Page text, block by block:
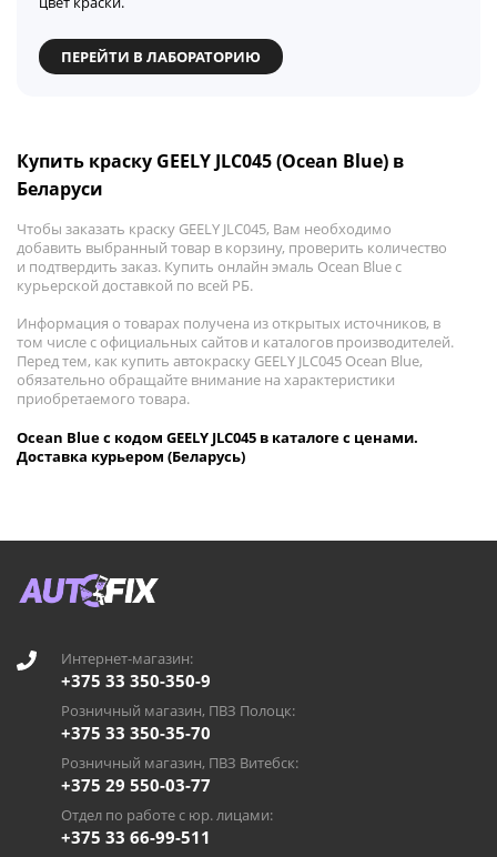
ПЕРЕЙТИ В ЛАБОРАТОРИЮ
Купить краску GEELY JLC045 (Ocean Blue) в
Беларуси
Чтобы заказать краску GEELY JLC045, Вам необходимо
добавить выбранный товар в корзину, проверить количество
и подтвердить заказ. Купить онлайн эмаль Ocean Blue с
курьерской доставкой по всей РБ.
Информация о товарах получена из открытых источников, в
том числе с официальных сайтов и каталогов производителей.
Перед тем, как купить автокраску GEELY JLC045 Ocean Blue,
обязательно обращайте внимание на характеристики
приобретаемого товара.
Ocean Blue с кодом GEELY JLC045 в каталоге с ценами.
Доставка курьером (Беларусь)
Интернет-магазин:
+375 33 350-350-9
Розничный магазин, ПВЗ Полоцк:
+375 33 350-35-70
Розничный магазин, ПВЗ Витебск:
+375 29 550-03-77
Отдел по работе с юр. лицами:
+375 33 66-99-511